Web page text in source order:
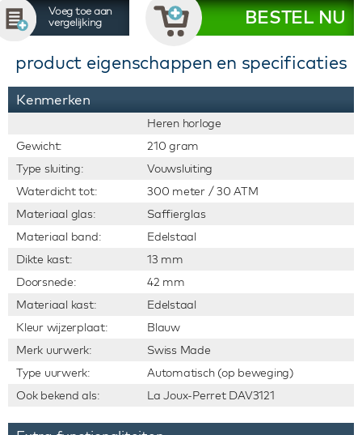
Voeg toe aan
vergelijking
BESTEL NU
product eigenschappen en specificaties
Kenmerken
Heren horloge
Gewicht:
210 gram
Type sluiting:
Vouwsluiting
Waterdicht tot:
300 meter / 30 ATM
Materiaal glas:
Saffierglas
Materiaal band:
Edelstaal
Dikte kast:
13 mm
Doorsnede:
42 mm
Materiaal kast:
Edelstaal
Kleur wijzerplaat:
Blauw
Merk uurwerk:
Swiss Made
Type uurwerk:
Automatisch (op beweging)
Ook bekend als:
La Joux-Perret DAV3121